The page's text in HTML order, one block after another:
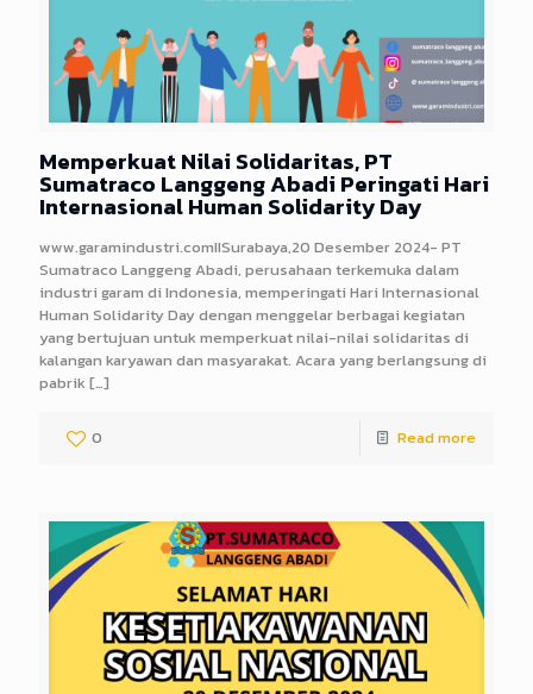
Memperkuat Nilai Solidaritas, PT
Sumatraco Langgeng Abadi Peringati Hari
Internasional Human Solidarity Day
www.garamindustri.comIISurabaya,20 Desember 2024- PT
Sumatraco Langgeng Abadi, perusahaan terkemuka dalam
industri garam di Indonesia, memperingati Hari Internasional
Human Solidarity Day dengan menggelar berbagai kegiatan
yang bertujuan untuk memperkuat nilai-nilai solidaritas di
kalangan karyawan dan masyarakat. Acara yang berlangsung di
pabrik […]
0 Read more